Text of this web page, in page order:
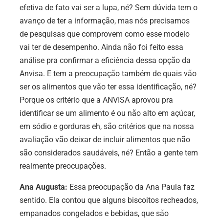
efetiva de fato vai ser a lupa, né? Sem dúvida tem o
avanço de ter a informação, mas nós precisamos
de pesquisas que comprovem como esse modelo
vai ter de desempenho. Ainda não foi feito essa
análise pra confirmar a eficiência dessa opção da
Anvisa. E tem a preocupação também de quais vão
ser os alimentos que vão ter essa identificação, né?
Porque os critério que a ANVISA aprovou pra
identificar se um alimento é ou não alto em açúcar,
em sódio e gorduras eh, são critérios que na nossa
avaliação vão deixar de incluir alimentos que não
são considerados saudáveis, né? Então a gente tem
realmente preocupações.
Ana Augusta: Essa preocupação da Ana Paula faz
sentido. Ela contou que alguns biscoitos recheados,
empanados congelados e bebidas, que são